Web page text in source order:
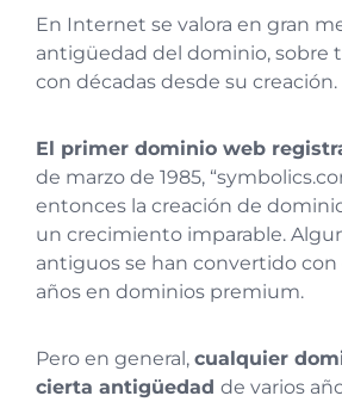
En Internet se valora en gran
antigüedad del dominio, sobre
con décadas desde su creación.
El primer dominio web
de marzo de 1985,
entonces la creación de
un crecimiento imparable.
antiguos se han convertido con
años en dominios premium.
Pero en general, cualquier
cierta antigüedad de varios